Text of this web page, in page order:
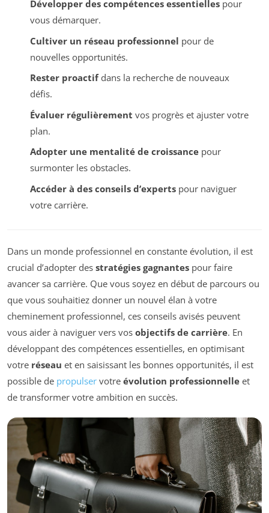
Développer des compétences essentiellespour
vous démarquer.
Cultiver un réseau professionnel pour de
nouvelles opportunités.
Rester proactifdans la recherche de nouveaux
défis.
Évaluer régulièrement vos progrès et ajuster votre
plan.
Adopter une mentalité de croissancepour
surmonter les obstacles.
Accéder à des conseils d’expertspour naviguer
votre carrière.
Dans un monde professionnel en constante évolution, il est
crucial d’adopter des stratégies gagnantes pour faire
avancer sa carrière. Que vous soyez en début de parcours ou
que vous souhaitiez donner un nouvel élan à votre
cheminement professionnel, ces conseils avisés peuvent
vous aider à naviguer vers vos objectifs de carrière. En
développant des compétences essentielles, en optimisant
votre réseau et en saisissant les bonnes opportunités, il est
possible de propulser votre évolution professionnelle et
de transformer votre ambition en succès.